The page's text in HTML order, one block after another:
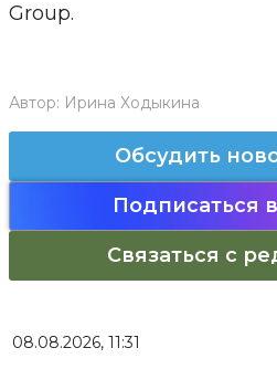
Group.
Автор: Ирина Ходыкина
Обсудить
Подписаться
Связаться с
08.08.2026, 11:31